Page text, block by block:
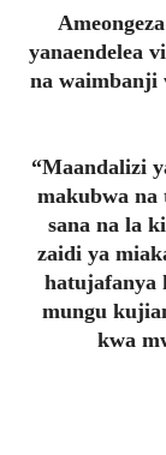
yanaendelea
na waimbanji
“Maandalizi
makubwa na
sana na la
zaidi ya
hatujafanya
mungu
kwa